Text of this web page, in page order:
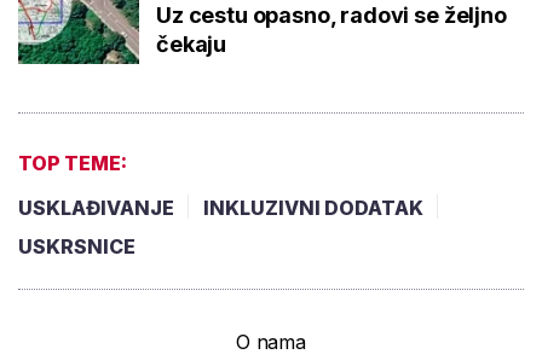
Uz cestu opasno, radovi se željno
čekaju
TOP TEME:
USKLAĐIVANJE
INKLUZIVNI DODATAK
USKRSNICE
O nama